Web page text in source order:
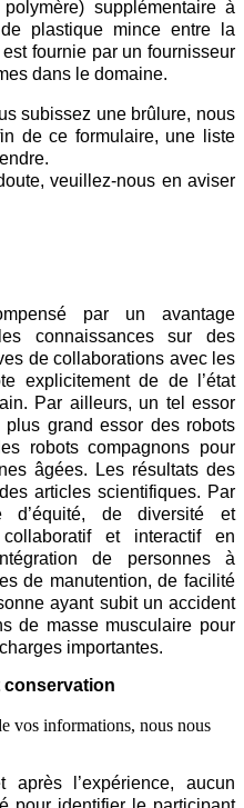
supplémentaire à
plastique mince entre la
fournie par un fournisseur
dans le domaine.
subissez une brûlure, nous
de ce formulaire, une liste
veuillez-nous en aviser
par un avantage
connaissances sur des
de collaborations avec les
explicitement de de l’état
Par ailleurs, un tel essor
grand essor des robots
robots compagnons pour
âgées. Les résultats des
articles scientifiques. Par
d’équité, de diversité et
et interactif en
de personnes à
de manutention, de facilité
ayant subit un accident
de masse musculaire pour
importantes.
conservation
vos informations, nous nous
après l’expérience, aucun